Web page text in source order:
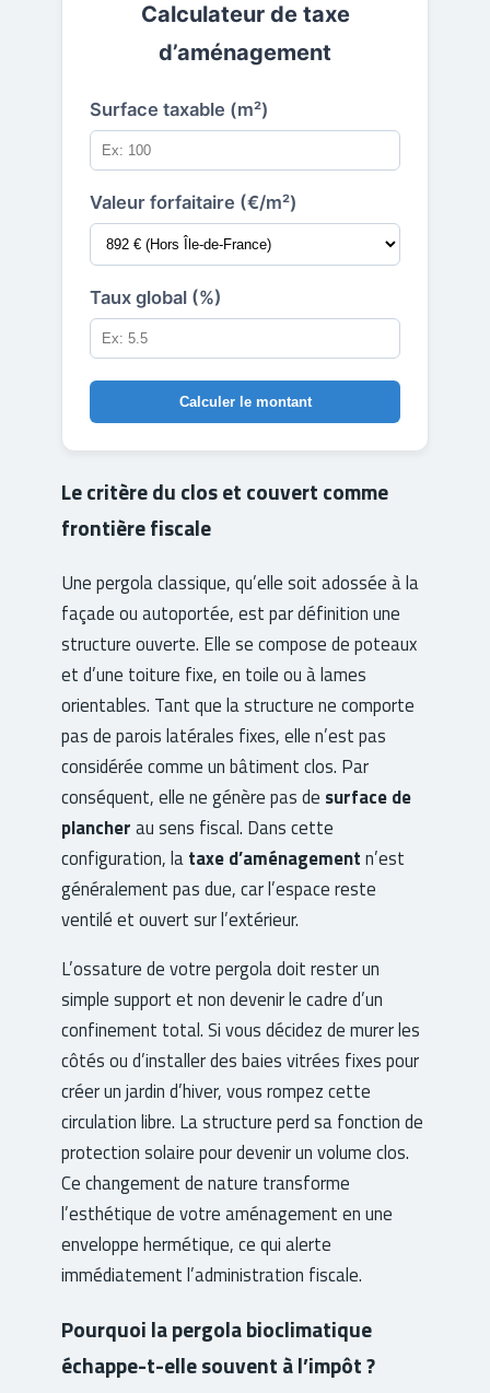
Calculateur de taxe
d’aménagement
Surface taxable (m²)
Valeur forfaitaire (€/m²)
Taux global (%)
Calculer le montant
Le critère du clos et couvert comme
frontière fiscale
Une pergola classique, qu’elle soit adossée à la
façade ou autoportée, est par définition une
structure ouverte. Elle se compose de poteaux
et d’une toiture fixe, en toile ou à lames
orientables. Tant que la structure ne comporte
pas de parois latérales fixes, elle n’est pas
considérée comme un bâtiment clos. Par
conséquent, elle ne génère pas de surface de
plancher au sens fiscal. Dans cette
configuration, la taxe d’aménagement n’est
généralement pas due, car l’espace reste
ventilé et ouvert sur l’extérieur.
L’ossature de votre pergola doit rester un
simple support et non devenir le cadre d’un
confinement total. Si vous décidez de murer les
côtés ou d’installer des baies vitrées fixes pour
créer un jardin d’hiver, vous rompez cette
circulation libre. La structure perd sa fonction de
protection solaire pour devenir un volume clos.
Ce changement de nature transforme
l’esthétique de votre aménagement en une
enveloppe hermétique, ce qui alerte
immédiatement l’administration fiscale.
Pourquoi la pergola bioclimatique
échappe-t-elle souvent à l’impôt ?